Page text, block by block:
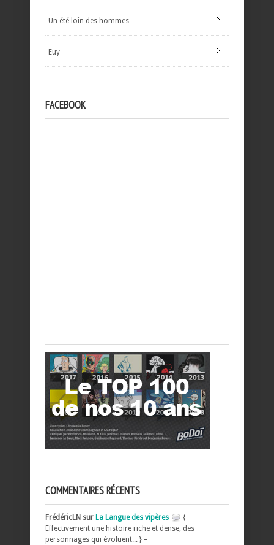
Un été loin des hommes
Euy
FACEBOOK
COMMENTAIRES RÉCENTS
FrédéricLN sur La Langue des vipères
{
Effectivement une histoire riche et dense, des
personnages qui évoluent... } –